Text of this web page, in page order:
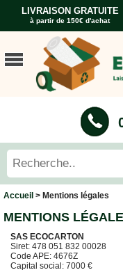
ACCUEIL
CARTONS
DÉMÉNAGEMENT
Livre
Cartons
Standard
Caisses
Cartons
Vaisselle
Cartons
Informatique
LIVRAISON GRATUITE
à partir de 150€ d'achat
Accueil > Mentions légales
MENTIONS
SAS ECOCARTON
Siret: 478 051 832 00028
Code APE: 4676Z
Capital social: 7000 €